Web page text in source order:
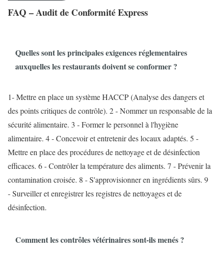
FAQ – Audit de Conformité Express
Quelles sont les principales exigences réglementaires
auxquelles les restaurants doivent se conformer ?
1- Mettre en place un système HACCP (Analyse des dangers et
des points critiques de contrôle). 2 - Nommer un responsable de la
sécurité alimentaire. 3 - Former le personnel à l'hygiène
alimentaire. 4 - Concevoir et entretenir des locaux adaptés. 5 -
Mettre en place des procédures de nettoyage et de désinfection
efficaces. 6 - Contrôler la température des aliments. 7 - Prévenir la
contamination croisée. 8 - S'approvisionner en ingrédients sûrs. 9
- Surveiller et enregistrer les registres de nettoyages et de
désinfection.
Comment les contrôles vétérinaires sont-ils menés ?